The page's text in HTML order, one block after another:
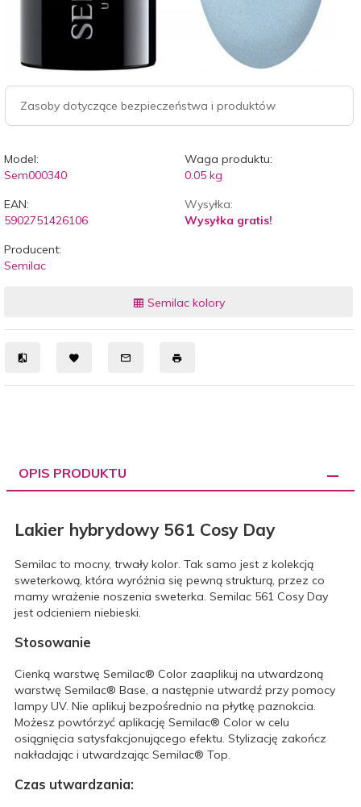
Zasoby dotyczące bezpieczeństwa i produktów
Model:
Sem000340
Waga produktu:
0.05 kg
EAN:
5902751426106
Wysyłka:
Wysyłka gratis!
Producent:
Semilac
Semilac kolory
OPIS PRODUKTU
Lakier hybrydowy 561 Cosy Day
Semilac to mocny, trwały kolor. Tak samo jest z kolekcją
sweterkową, która wyróżnia się pewną strukturą, przez co
mamy wrażenie noszenia sweterka. Semilac 561 Cosy Day
jest odcieniem niebieski.
Stosowanie
Cienką warstwę Semilac® Color zaaplikuj na utwardzoną
warstwę Semilac® Base, a następnie utwardź przy pomocy
lampy UV. Nie aplikuj bezpośrednio na płytkę paznokcia.
Możesz powtórzyć aplikację Semilac® Color w celu
osiągnięcia satysfakcjonującego efektu. Stylizację zakończ
nakładając i utwardzając Semilac® Top.
Czas utwardzania: